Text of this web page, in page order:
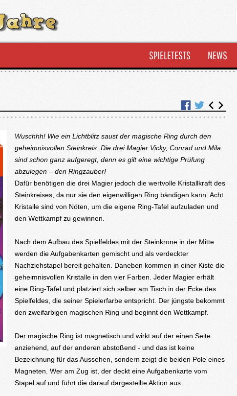
SPIELETESTS NEWS
Wuschhh! Wie ein Lichtblitz saust der magische Ring durch den
geheimnisvollen Steinkreis. Die drei Magier Vicky, Conrad und Mila
sind schon ganz aufgeregt, denn es gilt eine wichtige Prüfung
abzulegen – den Ringzauber!
Dafür benötigen die drei Magier jedoch die wertvolle Kristallkraft des
Steinkreises, da nur sie den eigenwilligen Ring bändigen kann. Acht
Kristalle sind von Nöten, um die eigene Ring-Tafel aufzuladen und
den Wettkampf zu gewinnen.
Nach dem Aufbau des Spielfeldes mit der Steinkrone in der Mitte
werden die Aufgabenkarten gemischt und als verdeckter
Nachziehstapel bereit gehalten. Daneben kommen in einer Kiste die
geheimnisvollen Kristalle in den vier Farben. Jeder Magier erhält
eine Ring-Tafel und platziert sich selber am Tisch in der Ecke des
Spielfeldes, die seiner Spielerfarbe entspricht. Der jüngste bekommt
den zweifarbigen magischen Ring und beginnt den Wettkampf.
Der magische Ring ist magnetisch und wirkt auf der einen Seite
anziehend, auf der anderen abstoßend - und das ist keine
Bezeichnung für das Aussehen, sondern zeigt die beiden Pole eines
Magneten. Wer am Zug ist, der deckt eine Aufgabenkarte vom
Stapel auf und führt die darauf dargestellte Aktion aus.